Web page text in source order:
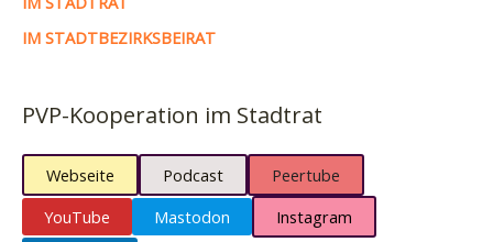
IM STADTBEZIRKSBEIRAT
PVP-Kooperation im Stadtrat
Webseite Podcast
Peertube
YouTube
Mastodon
Instagram